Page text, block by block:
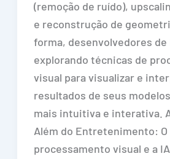
(remoção de ruído),
e reconstrução de
forma, desenvolvedores de
explorando técnicas de
visual para visualizar e
resultados de seus
mais intuitiva e interativa.
Além do Entretenimento: O
processamento visual e a